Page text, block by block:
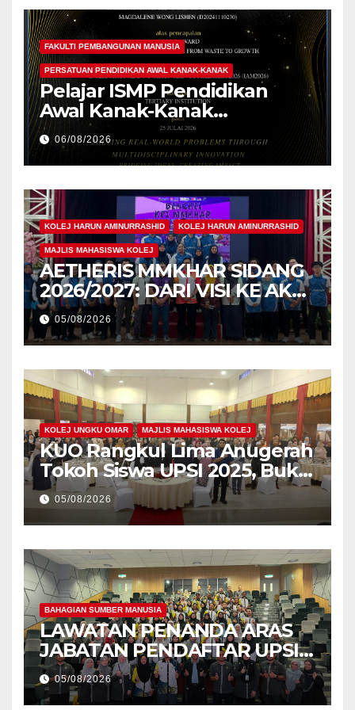
FAKULTI PEMBANGUNAN MANUSIA
PERSATUAN PENDIDIKAN AWAL KANAK-KANAK
Pelajar ISMP Pendidikan
Awal Kanak-Kanak
Cemerlang Raih
Pengiktirafan Antarabangsa
di IAM2026
06/08/2026
KOLEJ HARUN AMINURRASHID KOLEJ HARUN AMINURRASHID
MAJLIS MAHASISWA KOLEJ
AETHERIS MMKHAR SIDANG
2026/2027: DARI VISI KE AKSI,
MEMBINA LEGASI GENERASI
PEMIMPIN
05/08/2026
KOLEJ UNGKU OMAR MAJLIS MAHASISWA KOLEJ
KUO Rangkul Lima Anugerah
Tokoh Siswa UPSI 2025, Bukti
Kecemerlangan Mahasiswa
Holistik
05/08/2026
BAHAGIAN SUMBER MANUSIA
LAWATAN PENANDA ARAS
JABATAN PENDAFTAR UPSI
KE JABATAN PENDAFTAR
UniSZA – PERKUKUH
05/08/2026